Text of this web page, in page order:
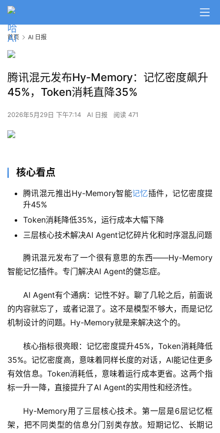
首页 AI 日报
腾讯混元发布Hy-Memory：记忆密度飙升
45%，Token消耗直降35%
2026年5月29日 下午7:14 AI 日报 阅读 471
核心看点
腾讯混元推出Hy-Memory智能记忆插件，记忆密度提
升45%
Token消耗降低35%，运行成本大幅下降
三层核心技术解决AI Agent记忆碎片化和时序混乱问题
腾讯混元发布了一个很有意思的东西——Hy-Memory
智能记忆插件。专门解决AI Agent的健忘症。
AI Agent有个通病：记性不好。聊了几轮之后，前面说
的内容就忘了，或者记混了。这不是模型不够大，而是记忆
机制设计的问题。Hy-Memory就是来解决这个的。
核心指标很亮眼：记忆密度提升45%，Token消耗降低
35%。记忆密度高，意味着同样长度的对话，AI能记住更多
有效信息。Token消耗低，意味着运行成本更省。这两个指
标一升一降，直接提升了AI Agent的实用性和经济性。
Hy-Memory用了三层核心技术。第一层是6层记忆框
架，把不同类型的信息分门别类存放。短期记忆、长期记